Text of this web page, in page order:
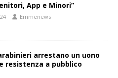
App e Minori”
Emmenews
arrestano un uono
resistenza a pubblico